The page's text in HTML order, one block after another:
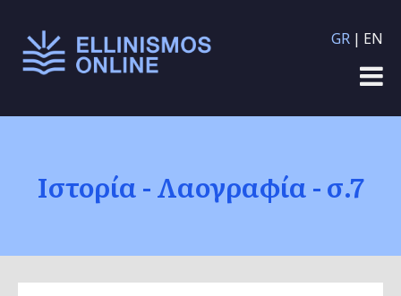
κυρίως περιεχόμενο
GR EN
Ιστορία - Λαογραφία - σ.7